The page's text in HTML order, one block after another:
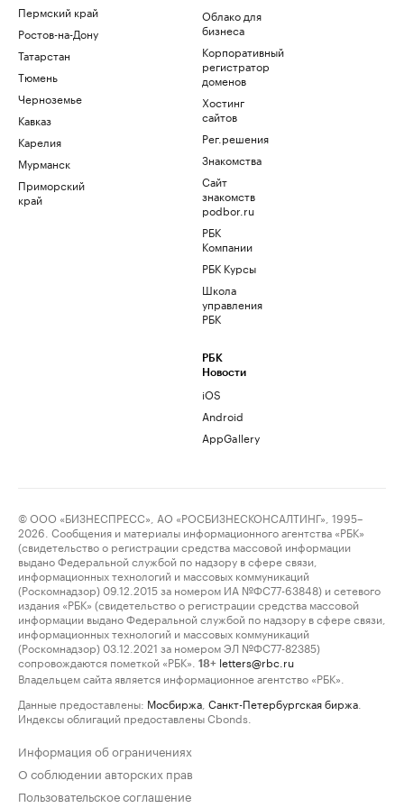
Пермский край
Ростов-на-Дону
Татарстан
Тюмень
Черноземье
Кавказ
Карелия
Мурманск
Приморский
край
Облако для
бизнеса
Корпоративный
регистратор
доменов
Хостинг
сайтов
Рег.решения
Знакомства
Сайт
знакомств
podbor.ru
РБК
Компании
РБК Курсы
Школа
управления
РБК
РБК
Новости
iOS
Android
AppGallery
© ООО «БИЗНЕСПРЕСС», АО «РОСБИЗНЕСКОНСАЛТИНГ», 1995–
2026. Сообщения и материалы информационного агентства «РБК»
(свидетельство о регистрации средства массовой информации
выдано Федеральной службой по надзору в сфере связи,
информационных технологий и массовых коммуникаций
(Роскомнадзор) 09.12.2015 за номером ИА №ФС77-63848) и сетевого
издания «РБК» (свидетельство о регистрации средства массовой
информации выдано Федеральной службой по надзору в сфере связи,
информационных технологий и массовых коммуникаций
(Роскомнадзор) 03.12.2021 за номером ЭЛ №ФС77-82385)
сопровождаются пометкой «РБК».
18+ letters@rbc.ru
Владельцем сайта является информационное агентство «РБК».
Данные предоставлены: Мосбиржа Санкт-Петербургская биржа
Индексы облигаций предоставлены Cbonds.
Информация об ограничениях
О соблюдении авторских прав
Пользовательское соглашение